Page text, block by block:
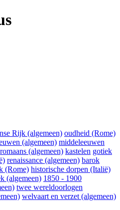
Rijk (algemeen) oudheid (Rome)
(algemeen) middeleeuwen
romaans (algemeen) kastelen gotiek
renaissance (algemeen) barok
(Rome) historische dorpen (Italië)
(algemeen) 1850 - 1900
twee wereldoorlogen
welvaart en verzet (algemeen)